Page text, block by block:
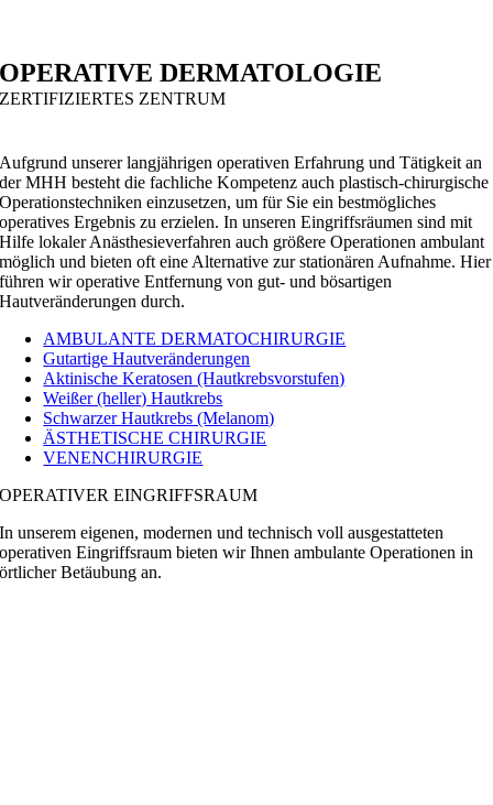
OPERATIVE DERMATOLOGIE
ZERTIFIZIERTES ZENTRUM
Aufgrund unserer langjährigen operativen Erfahrung und Tätigkeit an
der MHH besteht die fachliche Kompetenz auch plastisch-chirurgische
Operationstechniken einzusetzen, um für Sie ein bestmögliches
operatives Ergebnis zu erzielen. In unseren Eingriffsräumen sind mit
Hilfe lokaler Anästhesieverfahren auch größere Operationen ambulant
möglich und bieten oft eine Alternative zur stationären Aufnahme. Hier
führen wir operative Entfernung von gut- und bösartigen
Hautveränderungen durch.
AMBULANTE DERMATOCHIRURGIE
Gutartige Hautveränderungen
Aktinische Keratosen (Hautkrebsvorstufen)
Weißer (heller) Hautkrebs
Schwarzer Hautkrebs (Melanom)
ÄSTHETISCHE CHIRURGIE
VENENCHIRURGIE
OPERATIVER EINGRIFFSRAUM
In unserem eigenen, modernen und technisch voll ausgestatteten
operativen Eingriffsraum bieten wir Ihnen ambulante Operationen in
örtlicher Betäubung an.